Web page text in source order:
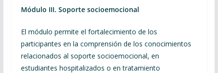
Módulo III. Soporte socioemocional
El módulo permite el fortalecimiento de los
participantes en la comprensión de los conocimientos
relacionados al soporte socioemocional, en
estudiantes hospitalizados o en tratamiento